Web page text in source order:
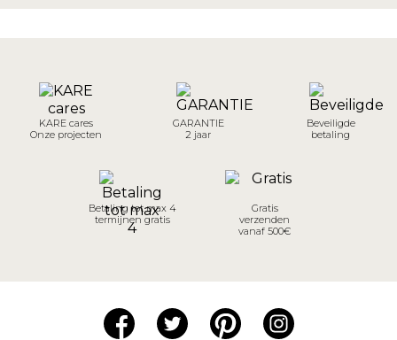
KARE cares
Onze projecten
GARANTIE
2 jaar
Beveiligde
betaling
Betaling tot max 4
termijnen gratis
Gratis
verzenden
vanaf 500€